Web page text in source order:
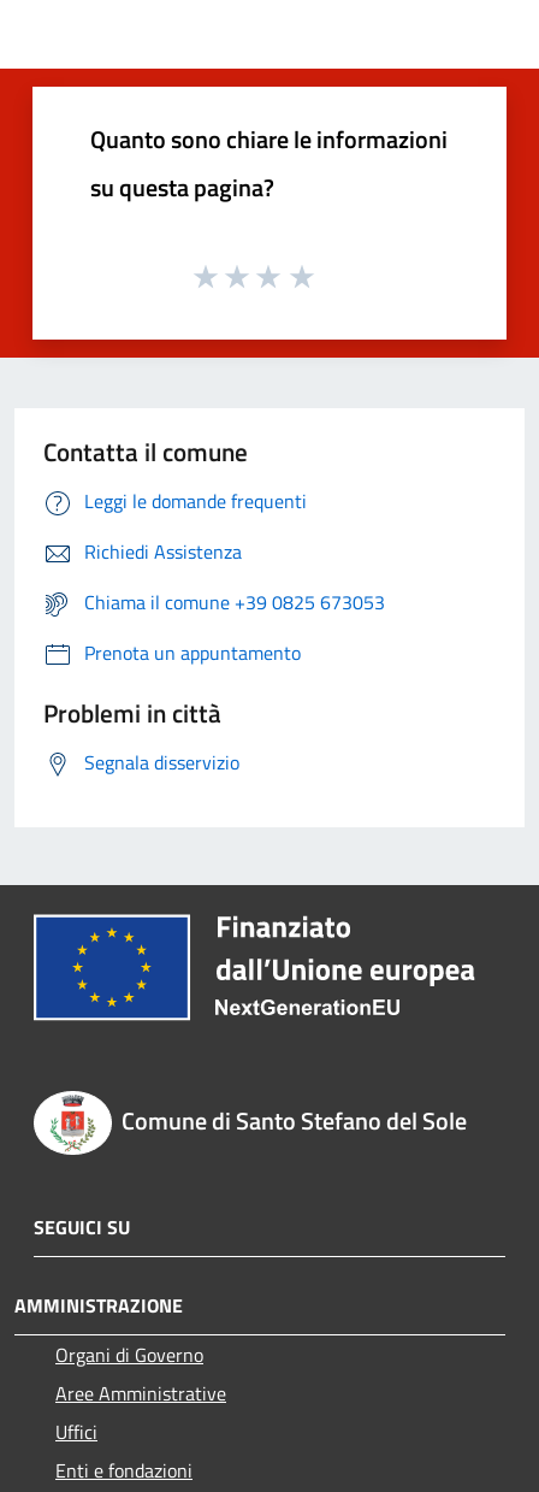
Quanto sono chiare le informazioni
su questa pagina?
Contatta il comune
Leggi le domande frequenti
Richiedi Assistenza
Chiama il comune +39 0825 673053
Prenota un appuntamento
Problemi in città
Segnala disservizio
Comune di Santo Stefano del Sole
SEGUICI SU
AMMINISTRAZIONE
Organi di Governo
Aree Amministrative
Uffici
Enti e fondazioni